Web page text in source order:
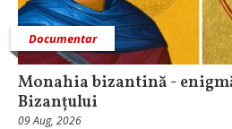
Documentar
Monahia bizantină -
Bizanțului
09 Aug, 2026